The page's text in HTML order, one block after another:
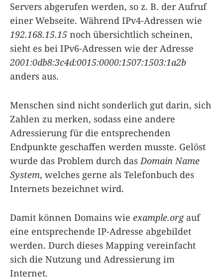
Servers abgerufen werden, so z. B. der Aufruf
einer Webseite. Während IPv4-Adressen wie
192.168.15.15 noch übersichtlich scheinen,
sieht es bei IPv6-Adressen wie der Adresse
2001:0db8:3c4d:0015:0000:1507:1503:1a2b
anders aus.
Menschen sind nicht sonderlich gut darin, sich
Zahlen zu merken, sodass eine andere
Adressierung für die entsprechenden
Endpunkte geschaffen werden musste. Gelöst
wurde das Problem durch dasDomain Name
System, welches gerne als Telefonbuch des
Internets bezeichnet wird.
Damit können Domains wie example.orgauf
eine entsprechende IP-Adresse abgebildet
werden. Durch dieses Mapping vereinfacht
sich die Nutzung und Adressierung im
Internet.